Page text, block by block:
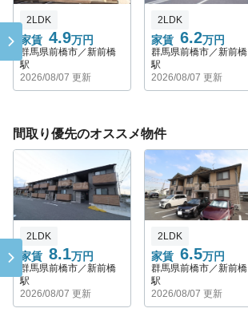
家賃 4.9万円
2LDK
群馬県前橋市／新前橋
駅
2026/08/07 更新
家賃 6.2万円
2LDK
群馬県前橋市／新前橋
駅
2026/08/07 更新
間取り優先のオススメ物件
家賃 8.1万円
2LDK
群馬県前橋市／新前橋
駅
2026/08/07 更新
家賃 6.5万円
2LDK
群馬県前橋市／新前橋
駅
2026/08/07 更新